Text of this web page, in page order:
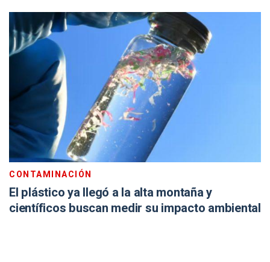
CONTAMINACIÓN
El plástico ya llegó a la alta montaña y
científicos buscan medir su impacto ambiental